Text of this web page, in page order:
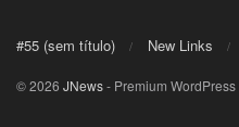
#55 (sem título) New Links
© 2026 JNews- Premium